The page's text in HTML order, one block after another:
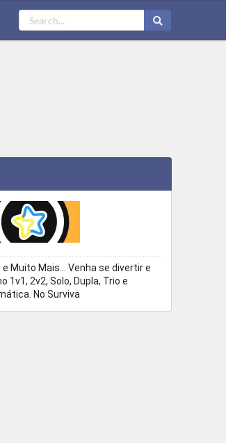
e Muito Mais... Venha se divertir e
2v2, Solo, Dupla, Trio e
No Surviva